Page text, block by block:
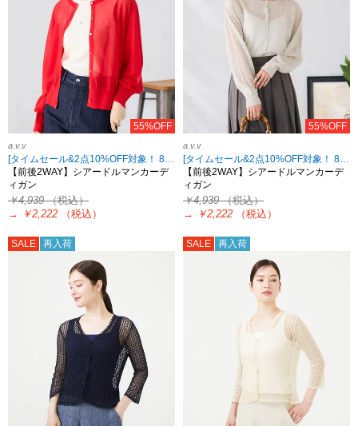
55%OFF
a.v.v
【前後2WAY】シアードルマンカーデ
ィガン
￥4,939（税込）
→
￥2,222 （税込）
55%OFF
a.v.v
【前後2WAY】シアードルマンカーデ
ィガン
￥4,939（税込）
→
￥2,222 （税込）
SALE 再入荷 SALE 再入荷